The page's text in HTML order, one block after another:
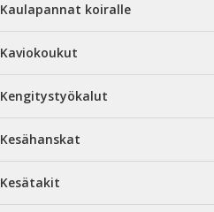
Kaulapannat koiralle
Kaviokoukut
Kengitystyökalut
Kesähanskat
Kesätakit